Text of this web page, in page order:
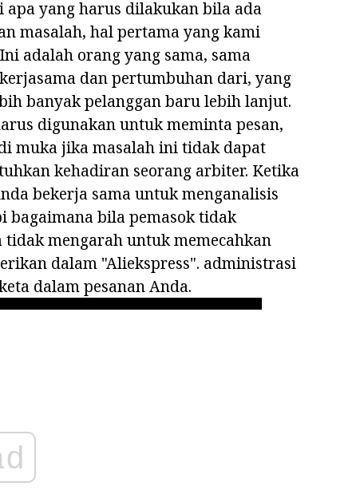
yang harus dilakukan bila ada
masalah, hal pertama yang kami
adalah orang yang sama, sama
dan pertumbuhan dari, yang
banyak pelanggan baru lebih lanjut.
digunakan untuk meminta pesan,
muka jika masalah ini tidak dapat
kehadiran seorang arbiter. Ketika
bekerja sama untuk menganalisis
bagaimana bila pemasok tidak
mengarah untuk memecahkan
dalam "Aliekspress". administrasi
dalam pesanan Anda.